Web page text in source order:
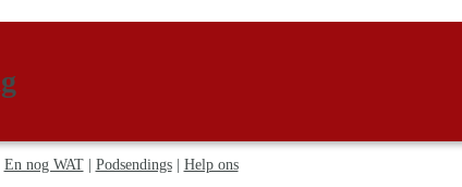
En nog WAT| Podsendings| Help ons